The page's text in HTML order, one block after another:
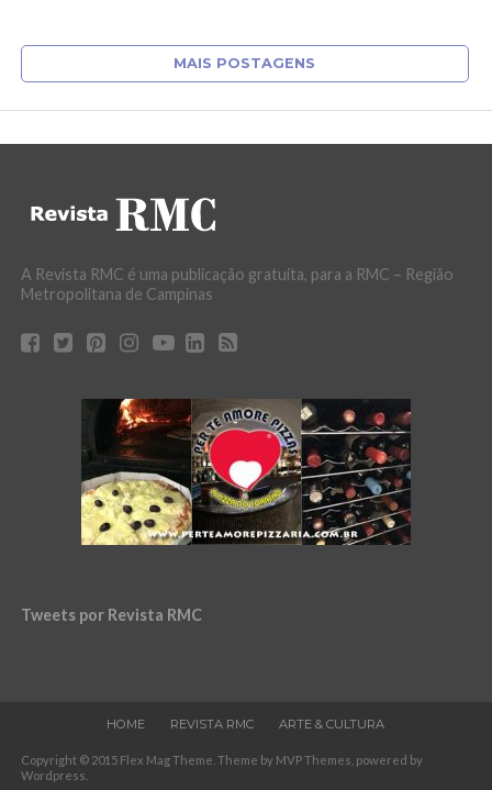
MAIS POSTAGENS
A Revista RMC é uma publicação gratuita, para a RMC – Região
Metropolitana de Campinas
Tweets por Revista RMC
HOME REVISTA RMC ARTE & CULTURA
Copyright © 2015 Flex Mag Theme. Theme by MVP Themes, powered by
Wordpress.